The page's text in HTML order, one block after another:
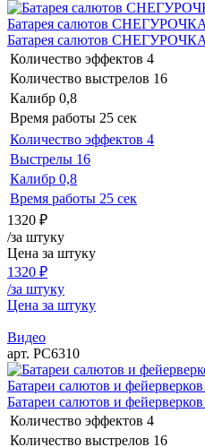
Батарея салютов СНЕГУРОЧКА
Батарея салютов СНЕГУРОЧКА
Количество эффектов 4
Количество выстрелов 16
Калибр 0,8
Время работы 25 сек
Количество эффектов 4
Выстрелы 16
Калибр 0,8
Время работы 25 сек
1320 ₽
/за штуку
Цена за штуку
1320 ₽
/за штуку
Цена за штуку
Видео
арт. РС6310
Батареи салютов и
Батареи салютов и
Количество эффектов 4
Количество выстрелов 16